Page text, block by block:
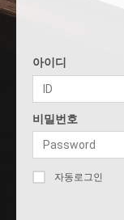
아이디
비밀번호
자동로그인